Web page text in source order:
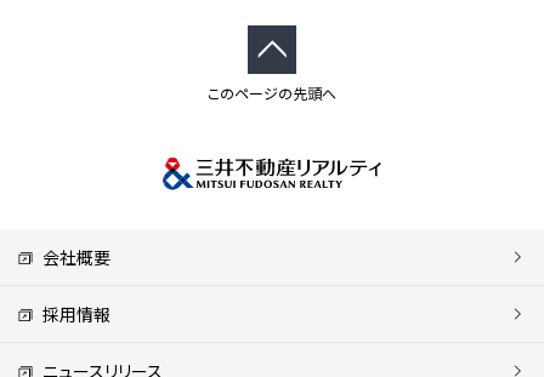
このページの先頭へ
会社概要
採用情報
ニュースリリース